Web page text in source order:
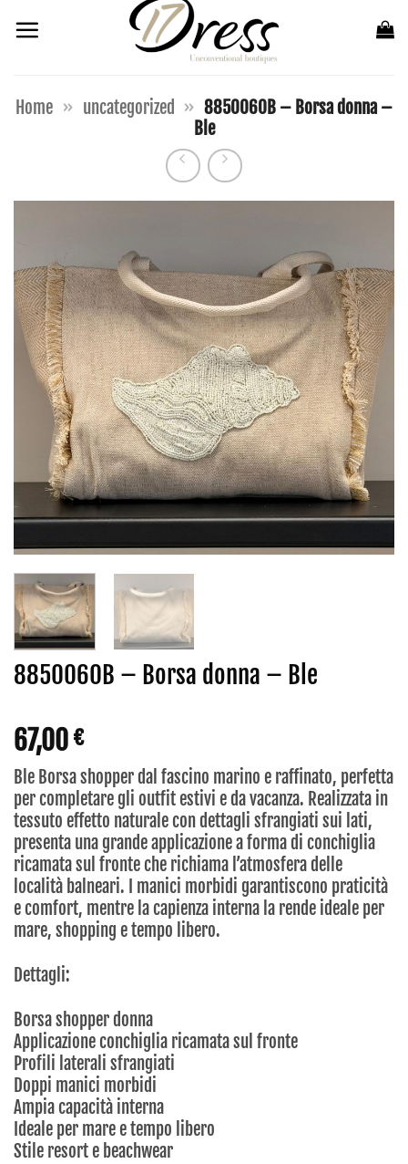
Home » uncategorized » 8850060B – Borsa donna –
Ble
8850060B – Borsa donna – Ble
67,00 €
Ble Borsa shopper dal fascino marino e raffinato, perfetta
per completare gli outfit estivi e da vacanza. Realizzata in
tessuto effetto naturale con dettagli sfrangiati sui lati,
presenta una grande applicazione a forma di conchiglia
ricamata sul fronte che richiama l’atmosfera delle
località balneari. I manici morbidi garantiscono praticità
e comfort, mentre la capienza interna la rende ideale per
mare, shopping e tempo libero.
Dettagli:
Borsa shopper donna
Applicazione conchiglia ricamata sul fronte
Profili laterali sfrangiati
Doppi manici morbidi
Ampia capacità interna
Ideale per mare e tempo libero
Stile resort e beachwear